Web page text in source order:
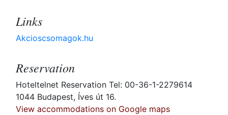
Links
Akcioscsomagok.hu
Reservation
Hoteltelnet Reservation Tel: 00-36-1-2279614
1044 Budapest, Íves út 16.
View accommodations on Google maps